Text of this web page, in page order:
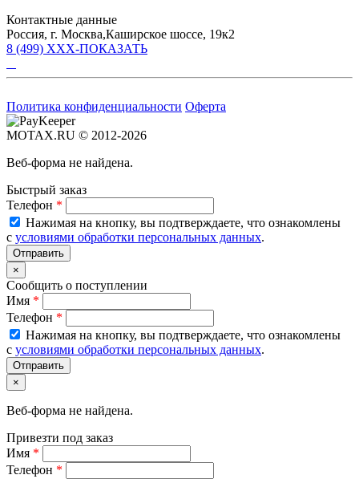
Контактные данные
Россия, г. Москва,Каширское шоссе, 19к2
8 (499) XXX-ПОКАЗАТЬ
Политика конфиденциальности Оферта
MOTAX.RU © 2012-2026
Веб-форма не найдена.
Быстрый заказ
Телефон *
Нажимая на кнопку, вы подтверждаете, что ознакомлены
с условиями обработки персональных данных.
×
Сообщить о поступлении
Имя *
Телефон *
Нажимая на кнопку, вы подтверждаете, что ознакомлены
с условиями обработки персональных данных.
×
Веб-форма не найдена.
Привезти под заказ
Имя *
Телефон *